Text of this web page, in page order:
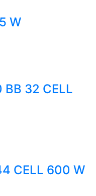
W
BB 32 CELL
CELL 600 W